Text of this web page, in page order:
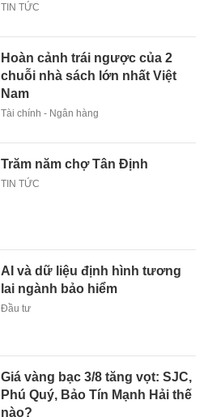
TIN TỨC
Hoàn cảnh trái ngược của 2
chuỗi nhà sách lớn nhất Việt
Nam
Tài chính - Ngân hàng
Trăm năm chợ Tân Định
TIN TỨC
AI và dữ liệu định hình tương
lai ngành bảo hiểm
Đầu tư
Giá vàng bạc 3/8 tăng vọt: SJC,
Phú Quý, Bảo Tín Mạnh Hải thế
nào?